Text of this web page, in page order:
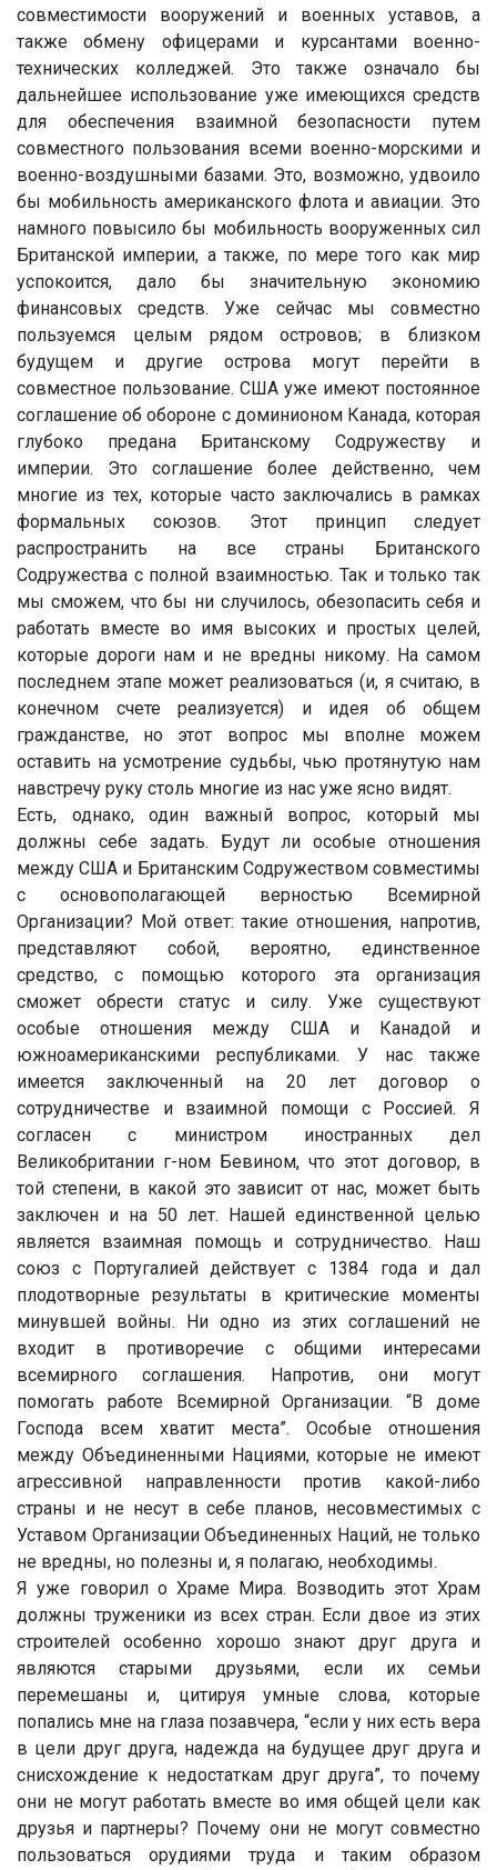
совместимости вооружений и военных уставов, а
также обмену офицерами и курсантами военно-
технических колледжей. Это также означало бы
дальнейшее использование уже имеющихся средств
для обеспечения взаимной безопасности путем
совместного пользования всеми военно-морскими и
военно-воздушными базами. Это, возможно, удвоило
бы мобильность американского флота и авиации. Это
намного повысило бы мобильность вооруженных сил
Британской империи, а также, по мере того как мир
успокоится, дало бы значительную экономию
финансовых средств. Уже сейчас мы совместно
пользуемся целым рядом островов; в близком
будущем и другие острова могут перейти в
совместное пользование. США уже имеют постоянное
соглашение об обороне с доминионом Канада, которая
глубоко предана Британскому Содружеству и
империи. Это соглашение более действенно, чем
многие из тех, которые часто заключались в рамках
формальных союзов. Этот принцип следует
распространить на все страны Британского
Содружества с полной взаимностью. Так и только так
мы сможем, что бы ни случилось, обезопасить себя и
работать вместе во имя высоких и простых целей,
которые дороги нам и не вредны никому. На самом
последнем этапе может реализоваться (и, я считаю, в
конечном счете реализуется) и идея об общем
гражданстве, но этот вопрос мы вполне можем
оставить на усмотрение судьбы, чью протянутую нам
навстречу руку столь многие из нас уже ясно видят.
Есть, однако, один важный вопрос, который мы
должны себе задать. Будут ли особые отношения
между США и Британским Содружеством совместимы
с основополагающей верностью Всемирной
Организации? Мой ответ: такие отношения, напротив,
представляют собой, вероятно, единственное
средство, с помощью которого эта организация
сможет обрести статус и силу. Уже существуют
особые отношения между США и Канадой и
южноамериканскими республиками. У нас также
имеется заключенный на 20 лет договор о
сотрудничестве и взаимной помощи с Россией. Я
согласен с министром иностранных дел
Великобритании г-ном Бевином, что этот договор, в
той степени, в какой это зависит от нас, может быть
заключен и на 50 лет. Нашей единственной целью
является взаимная помощь и сотрудничество. Наш
союз с Португалией действует с 1384 года и дал
плодотворные результаты в критические моменты
минувшей войны. Ни одно из этих соглашений не
входит в противоречие с общими интересами
всемирного соглашения. Напротив, они могут
помогать работе Всемирной Организации. “В доме
Господа всем хватит места”. Особые отношения
между Объединенными Нациями, которые не имеют
агрессивной направленности против какой-либо
страны и не несут в себе планов, несовместимых с
Уставом Организации Объединенных Наций, не только
не вредны, но полезны и, я полагаю, необходимы.
Я уже говорил о Храме Мира. Возводить этот Храм
должны труженики из всех стран. Если двое из этих
строителей особенно хорошо знают друг друга и
являются старыми друзьями, если их семьи
перемешаны и, цитируя умные слова, которые
попались мне на глаза позавчера, “если у них есть вера
в цели друг друга, надежда на будущее друг друга и
снисхождение к недостаткам друг друга”, то почему
они не могут работать вместе во имя общей цели как
друзья и партнеры? Почему они не могут совместно
пользоваться орудиями труда и таким образом